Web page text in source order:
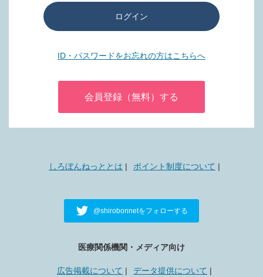
ログイン
ID・パスワードをお忘れの方はこちらへ
会員登録（無料）する
しろぼんねっととは ポイント制度について
@shirobonnetをフォローする
医療関係機関・メディア向け
広告掲載について データ提供について